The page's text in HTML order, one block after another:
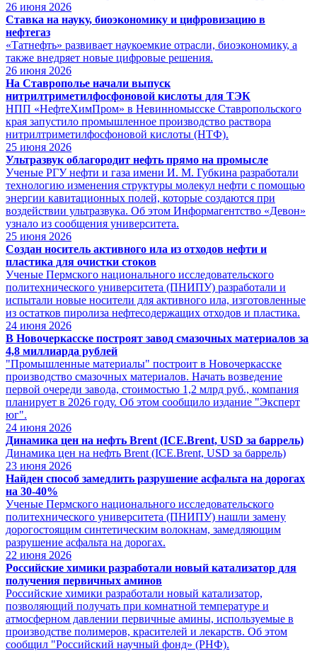
26 июня 2026
Ставка на науку, биоэкономику и цифровизацию в
нефтегаз
«Татнефть» развивает наукоемкие отрасли, биоэкономику, а
также внедряет новые цифровые решения.
26 июня 2026
На Ставрополье начали выпуск
нитрилтриметилфосфоновой кислоты для ТЭК
НПП «НефтеХимПром» в Невинномысске Ставропольского
края запустило промышленное производство раствора
нитрилтриметилфосфоновой кислоты (НТФ).
25 июня 2026
Ультразвук облагородит нефть прямо на промысле
Ученые РГУ нефти и газа имени И. М. Губкина разработали
технологию изменения структуры молекул нефти с помощью
энергии кавитационных полей, которые создаются при
воздействии ультразвука. Об этом Информагентство «Девон»
узнало из сообщения университета.
25 июня 2026
Создан носитель активного ила из отходов нефти и
пластика для очистки стоков
Ученые Пермского национального исследовательского
политехнического университета (ПНИПУ) разработали и
испытали новые носители для активного ила, изготовленные
из остатков пиролиза нефтесодержащих отходов и пластика.
24 июня 2026
В Новочеркасске построят завод смазочных материалов за
4,8 миллиарда рублей
"Промышленные материалы" построит в Новочеркасске
производство смазочных материалов. Начать возведение
первой очереди завода, стоимостью 1,2 млрд руб., компания
планирует в 2026 году. Об этом сообщило издание "Эксперт
юг".
24 июня 2026
Динамика цен на нефть Brent (ICE.Brent, USD за баррель)
Динамика цен на нефть Brent (ICE.Brent, USD за баррель)
23 июня 2026
Найден способ замедлить разрушение асфальта на дорогах
на 30-40%
Ученые Пермского национального исследовательского
политехнического университета (ПНИПУ) нашли замену
дорогостоящим синтетическим волокнам, замедляющим
разрушение асфальта на дорогах.
22 июня 2026
Российские химики разработали новый катализатор для
получения первичных аминов
Российские химики разработали новый катализатор,
позволяющий получать при комнатной температуре и
атмосферном давлении первичные амины, используемые в
производстве полимеров, красителей и лекарств. Об этом
сообщил "Российский научный фонд» (РНФ).